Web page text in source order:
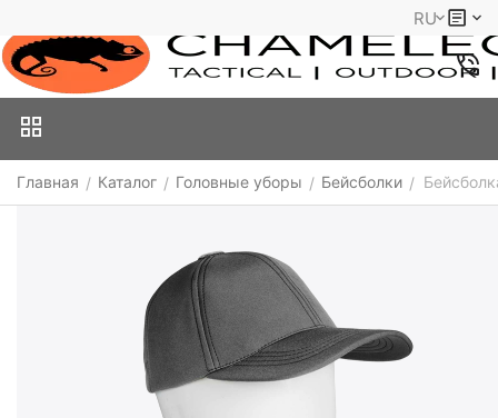
RU
Главная / Каталог / Головные уборы / Бейсболки /